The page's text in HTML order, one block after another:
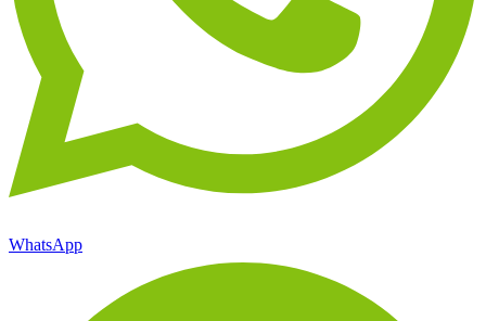
WhatsApp